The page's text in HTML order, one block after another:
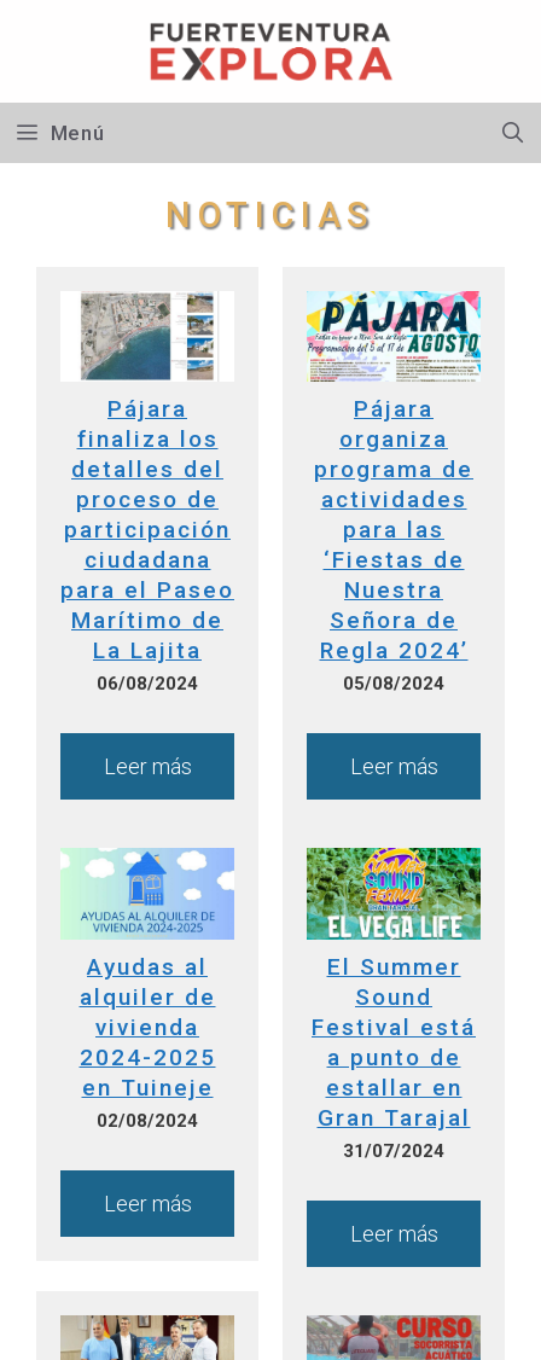
Menú
NOTICIAS
Pájara
finaliza los
detalles del
proceso de
participación
ciudadana
para el Paseo
Marítimo de
La Lajita
06/08/2024
Leer más
Pájara
organiza
programa de
actividades
para las
‘Fiestas de
Nuestra
Señora de
Regla 2024’
05/08/2024
Leer más
Ayudas al
alquiler de
vivienda
2024-2025
en Tuineje
02/08/2024
Leer más
El Summer
Sound
Festival está
a punto de
estallar en
Gran Tarajal
31/07/2024
Leer más